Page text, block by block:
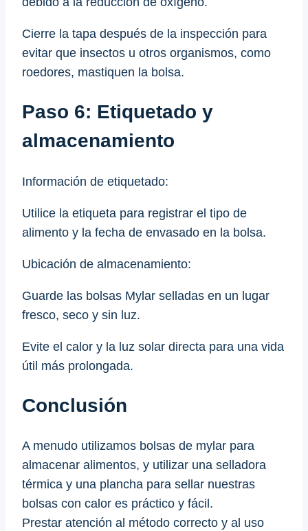
Cierre la tapa después de la inspección para
evitar que insectos u otros organismos, como
roedores, mastiquen la bolsa.
Paso 6: Etiquetado y
almacenamiento
Información de etiquetado:
Utilice la etiqueta para registrar el tipo de
alimento y la fecha de envasado en la bolsa.
Ubicación de almacenamiento:
Guarde las bolsas Mylar selladas en un lugar
fresco, seco y sin luz.
Evite el calor y la luz solar directa para una vida
útil más prolongada.
Conclusión
A menudo utilizamos bolsas de mylar para
almacenar alimentos, y utilizar una selladora
térmica y una plancha para sellar nuestras
bolsas con calor es práctico y fácil.
Prestar atención al método correcto y al uso